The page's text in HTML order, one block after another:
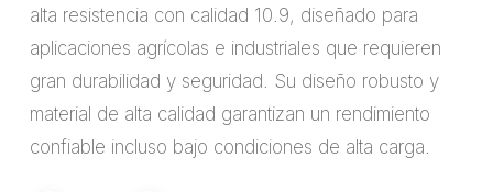
alta resistencia con calidad 10.9, diseñado para
aplicaciones agrícolas e industriales que requieren
gran durabilidad y seguridad. Su diseño robusto y
material de alta calidad garantizan un rendimiento
confiable incluso bajo condiciones de alta carga.